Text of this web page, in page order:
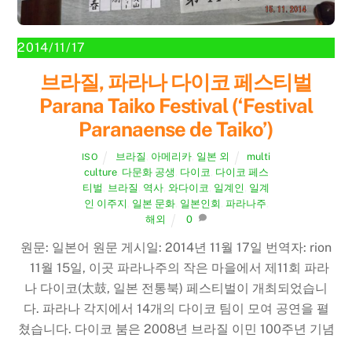
2014/11/17
브라질, 파라나 다이코 페스티벌
Parana Taiko Festival (‘Festival
Paranaense de Taiko’)
ISO 브라질 아메리카, 일본 외
multi
culture, 다문화 공생 다이코 다이코 페스
티벌 브라질 역사 와다이코 일계인 일계
인 이주지 일본 문화, 일본인회 파라나주
해외
0
원문: 일본어 원문 게시일: 2014년 11월 17일 번역자: rion
11월 15일, 이곳 파라나주의 작은 마을에서 제11회 파라
나 다이코(太鼓, 일본 전통북) 페스티벌이 개최되었습니
다. 파라나 각지에서 14개의 다이코 팀이 모여 공연을 펼
쳤습니다. 다이코 붐은 2008년 브라질 이민 100주년 기념